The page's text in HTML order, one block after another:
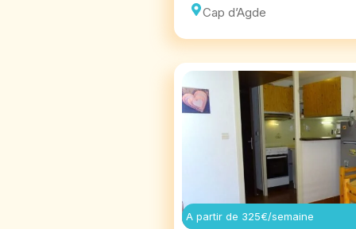
Cap d’Agde
A partir de 325€/semaine